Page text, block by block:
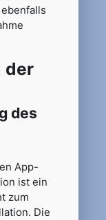
des
App-
ist ein
zum
Die